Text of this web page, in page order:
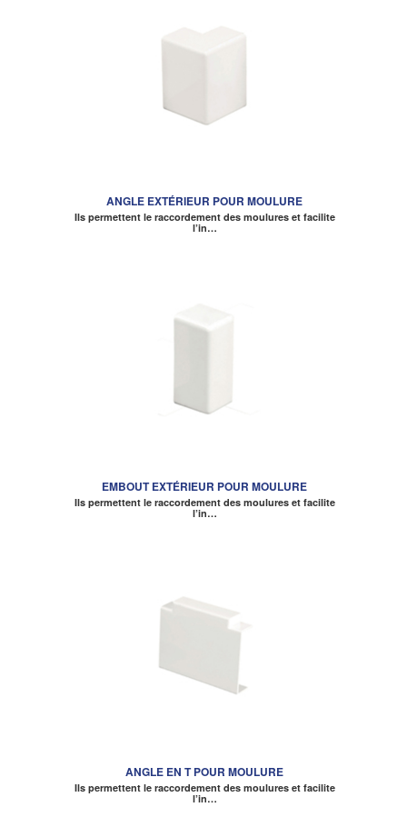
ANGLE EXTÉRIEUR POUR MOULURE
Ils permettent le raccordement des moulures et facilite
l’in…
EMBOUT EXTÉRIEUR POUR MOULURE
Ils permettent le raccordement des moulures et facilite
l’in…
ANGLE EN T POUR MOULURE
Ils permettent le raccordement des moulures et facilite
l’in…